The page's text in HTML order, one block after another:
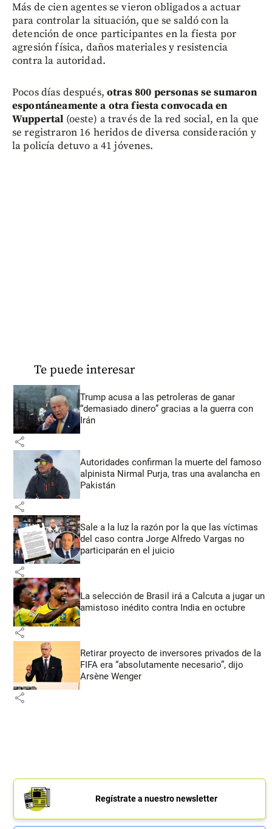
Más de cien agentes se vieron obligados a actuar
para controlar la situación, que se saldó con la
detención de once participantes en la fiesta por
agresión física, daños materiales y resistencia
contra la autoridad.
Pocos días después, otras 800 personas se sumaron
espontáneamente a otra fiesta convocada en
Wuppertal (oeste) a través de la red social, en la que
se registraron 16 heridos de diversa consideración y
la policía detuvo a 41 jóvenes.
Te puede interesar
Trump acusa a las petroleras de ganar
“demasiado dinero” gracias a la guerra con
Irán
share
Autoridades confirman la muerte del famoso
alpinista Nirmal Purja, tras una avalancha en
Pakistán
share
Sale a la luz la razón por la que las víctimas
del caso contra Jorge Alfredo Vargas no
participarán en el juicio
share
La selección de Brasil irá a Calcuta a jugar un
amistoso inédito contra India en octubre
share
Retirar proyecto de inversores privados de la
FIFA era “absolutamente necesario”, dijo
Arsène Wenger
share
Regístrate a nuestro newsletter